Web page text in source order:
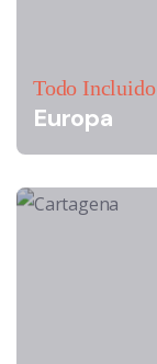
Todo Incluido
Europa